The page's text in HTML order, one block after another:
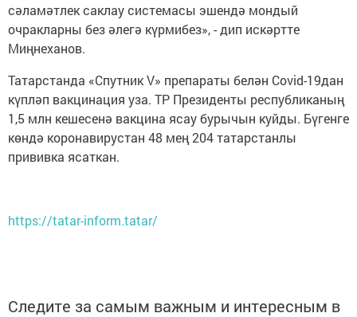
сәламәтлек саклау системасы эшендә мондый
очракларны без әлегә күрмибез», - дип искәртте
Миңнеханов.
Татарстанда «Спутник V» препараты белән Covid-19дан
күпләп вакцинация уза. ТР Президенты республиканың
1,5 млн кешесенә вакцина ясау бурычын куйды. Бүгенге
көндә коронавирустан 48 мең 204 татарстанлы
прививка ясаткан.
https://tatar-inform.tatar/
Следите за самым важным и интересным в